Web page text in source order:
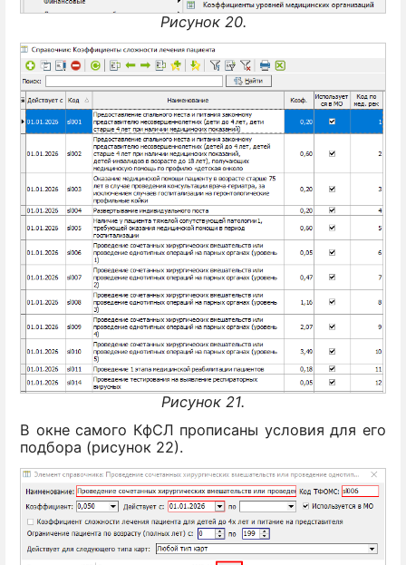
Рисунок 20.
Рисунок 21.
В окне самого КфСЛ прописаны условия для его
подбора (рисунок 22).